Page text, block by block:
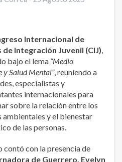
Internacional de
Integración Juvenil (CIJ),
bajo el lema “Medio
y Salud Mental”, reuniendo a
especialistas y
internacionales para
sobre la relación entre los
ambientales y el bienestar
de las personas.
contó con la presencia de
de Guerrero, Evelyn